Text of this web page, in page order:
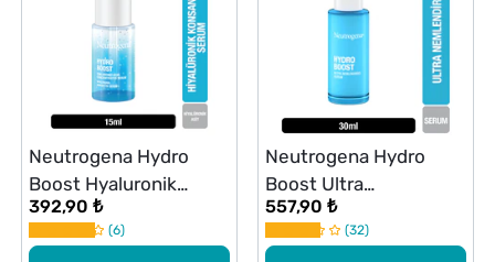
Neutrogena Hydro
Boost Hyaluronik
Konsantre Serum 15 ml
392,90 ₺
6
Neutrogena Hydro
Boost Ultra
Nemlendirici Serum 30
ml
557,90 ₺
32